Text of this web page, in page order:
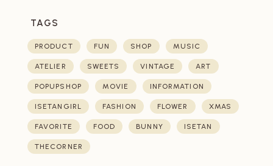
TAGS
PRODUCT FUN SHOP MUSIC
ATELIER SWEETS VINTAGE ART
POPUPSHOP MOVIE INFORMATION
ISETANGIRL FASHION FLOWER XMAS
FAVORITE FOOD BUNNY ISETAN
THECORNER